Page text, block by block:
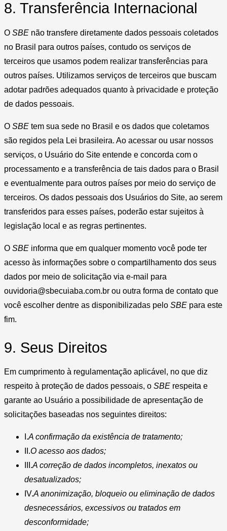
8. Transferência Internacional
O SBE não transfere diretamente dados pessoais coletados
no Brasil para outros países, contudo os serviços de
terceiros que usamos podem realizar transferências para
outros países. Utilizamos serviços de terceiros que buscam
adotar padrões adequados quanto à privacidade e proteção
de dados pessoais.
O SBE tem sua sede no Brasil e os dados que coletamos
são regidos pela Lei brasileira. Ao acessar ou usar nossos
serviços, o Usuário do Site entende e concorda com o
processamento e a transferência de tais dados para o Brasil
e eventualmente para outros países por meio do serviço de
terceiros. Os dados pessoais dos Usuários do Site, ao serem
transferidos para esses países, poderão estar sujeitos à
legislação local e as regras pertinentes.
O SBE informa que em qualquer momento você pode ter
acesso às informações sobre o compartilhamento dos seus
dados por meio de solicitação via e-mail para
ouvidoria@sbecuiaba.com.br ou outra forma de contato que
você escolher dentre as disponibilizadas pelo SBE para este
fim.
9. Seus Direitos
Em cumprimento à regulamentação aplicável, no que diz
respeito à proteção de dados pessoais, o SBE respeita e
garante ao Usuário a possibilidade de apresentação de
solicitações baseadas nos seguintes direitos:
I.A confirmação da existência de tratamento;
II.O acesso aos dados;
III.A correção de dados incompletos, inexatos ou
desatualizados;
IV.A anonimização, bloqueio ou eliminação de dados
desnecessários, excessivos ou tratados em
desconformidade;